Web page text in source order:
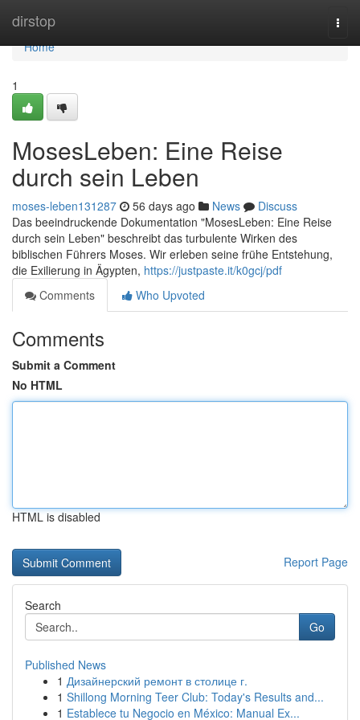
dirstop
Home
Home
1
MosesLeben: Eine Reise
durch sein Leben
moses-leben131287 56 days ago News
Discuss
Das beeindruckende Dokumentation "MosesLeben: Eine Reise
durch sein Leben" beschreibt das turbulente Wirken des
biblischen Führers Moses. Wir erleben seine frühe Entstehung,
die Exilierung in Ägypten, https://justpaste.it/k0gcj/pdf
Comments
Who Upvoted
Comments
Submit a Comment
No HTML
HTML is disabled
Report Page
Search
Go
Published News
1 Дизайнерский ремонт в столице г.
1 Shillong Morning Teer Club: Today's Results and...
1 Establece tu Negocio en México: Manual Ex...